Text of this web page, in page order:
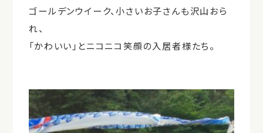
ゴールデンウイーク、小さいお子さんも沢山おら
れ、
「かわいい」とニコニコ笑顔の入居者様たち。